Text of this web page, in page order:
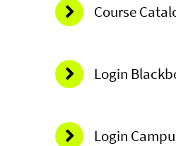
Course
Login
Login